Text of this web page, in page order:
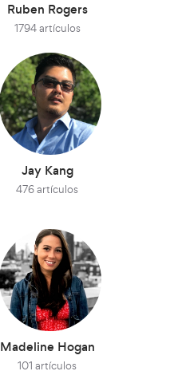
Ruben Rogers
1794 artículos
Jay Kang
476 artículos
Madeline Hogan
101 artículos